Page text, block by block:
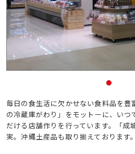
毎日の食生活に欠かせない食料品を豊
の冷蔵庫がわり」をモットーに、いつ
だける店舗作りを行っています。「成
実。沖縄土産品も取り揃えております。